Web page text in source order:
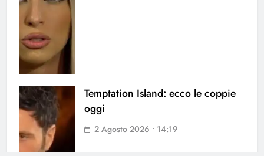
Temptation Island: ecco le coppie
oggi
2 Agosto 2026 • 14:19